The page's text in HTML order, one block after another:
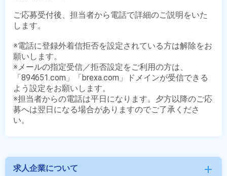
ご応募受付後、担当者から電話で詳細のご説明をいた
します。
※電話に登録外着信拒否を設定されている方は解除をお
願いします。
※メールの指定受信／拒否設定をご利用の方は、
「894651.com」「brexa.com」ドメインが受信できる
よう設定をお願いします。
※担当者からの電話は平日になります。夕方以降のご応
募へは翌日になる場合がありますのでご了承くださ
求人企業について add